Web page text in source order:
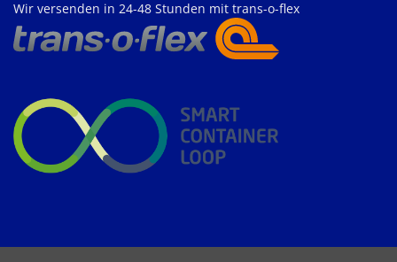
Wir versenden in 24-48 Stunden mit trans-o-flex